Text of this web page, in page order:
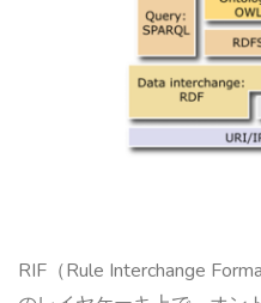
RIF（Rule Interchange